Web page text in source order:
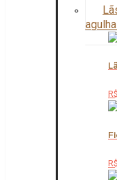
R$
R$